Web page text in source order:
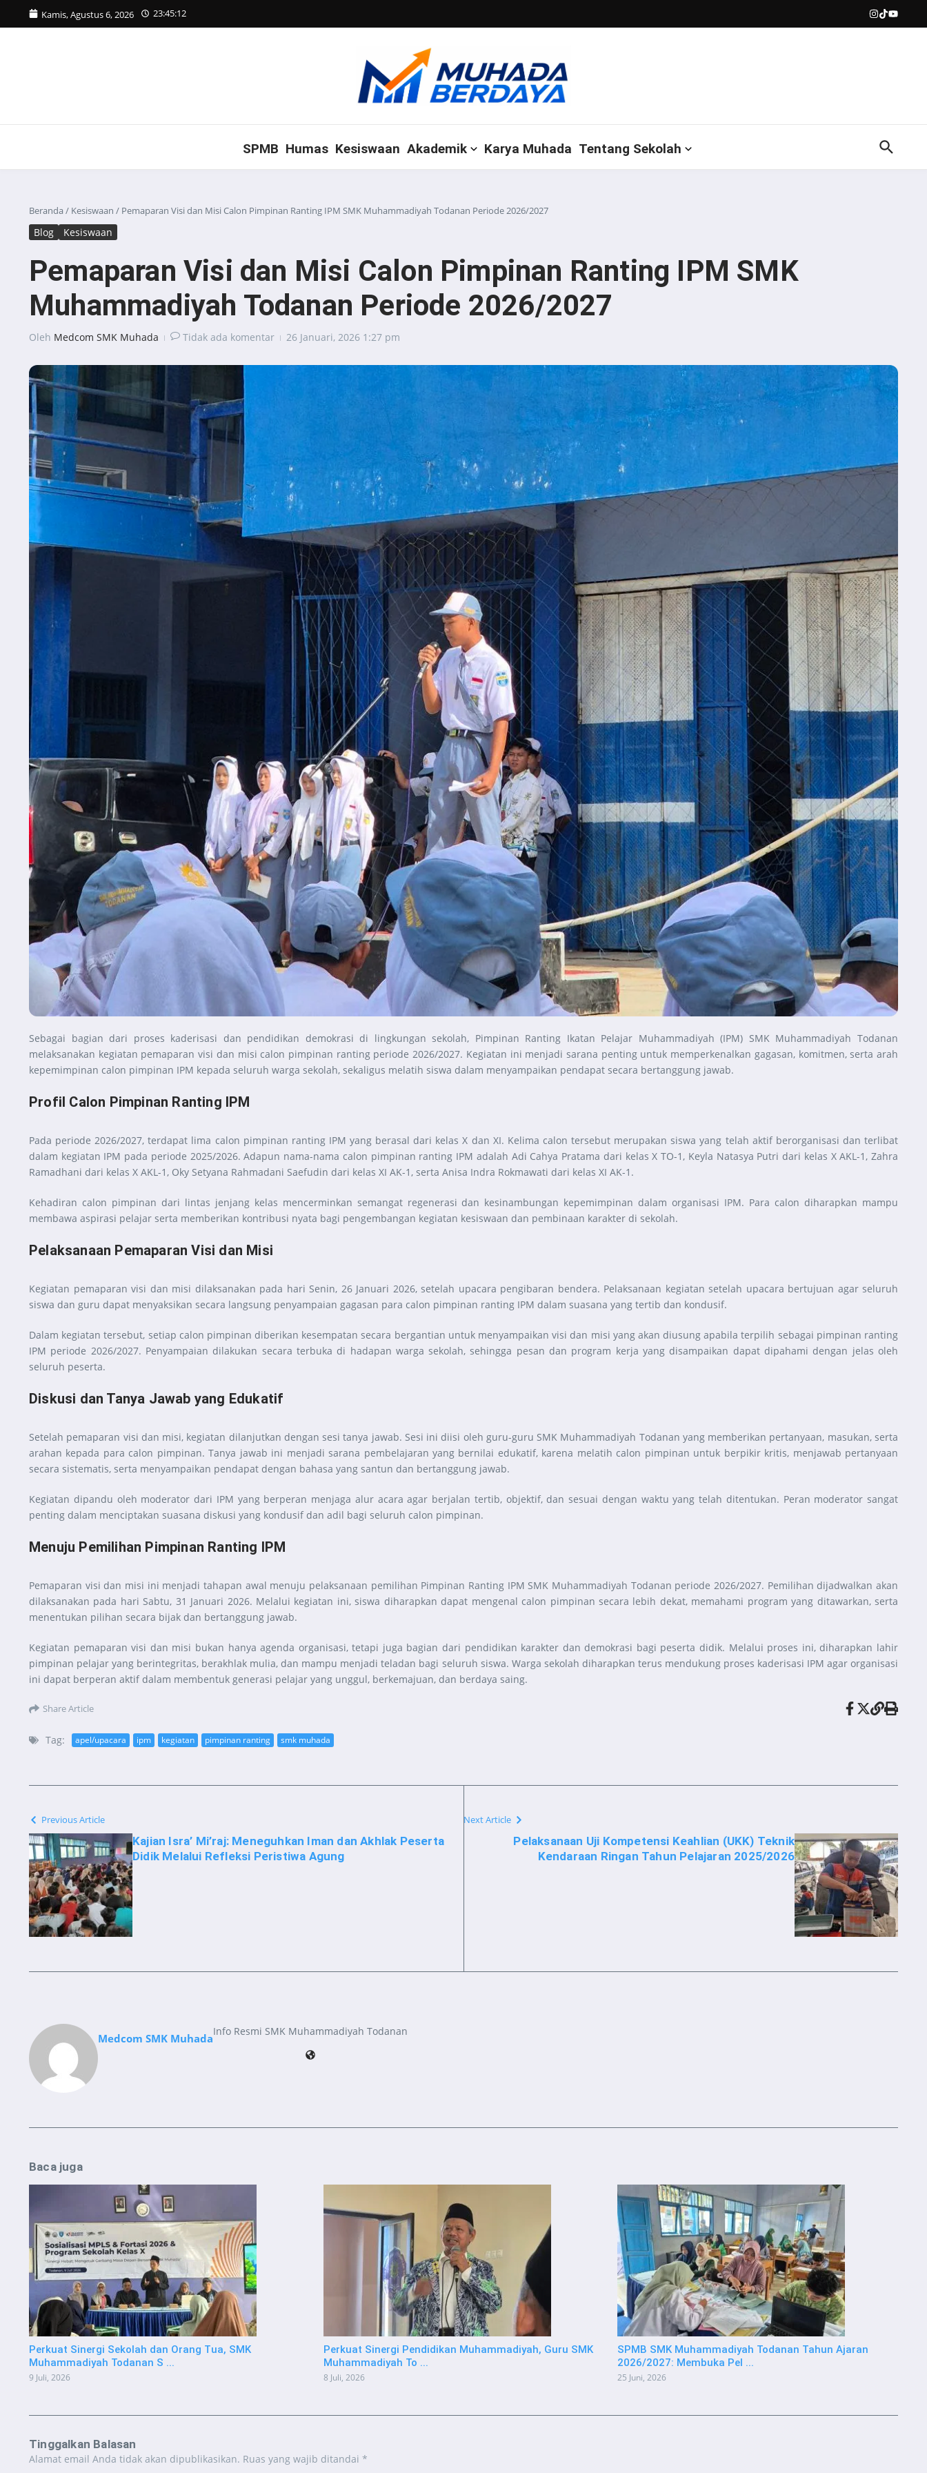
Lewati ke konten
Kamis, Agustus 6, 2026 23:45:12
SPMB Humas Kesiswaan Akademik Karya Muhada Tentang Sekolah
Beranda / Kesiswaan / Pemaparan Visi dan Misi Calon Pimpinan Ranting IPM SMK Muhammadiyah Todanan Periode 2026/2027
Blog Kesiswaan
Pemaparan Visi dan Misi Calon Pimpinan Ranting IPM SMK
Muhammadiyah Todanan Periode 2026/2027
Oleh Medcom SMK Muhada Tidak ada komentar 26 Januari, 2026 1:27 pm
Sebagai bagian dari proses kaderisasi dan pendidikan demokrasi di lingkungan sekolah, Pimpinan Ranting Ikatan Pelajar Muhammadiyah (IPM) SMK Muhammadiyah Todanan
melaksanakan kegiatan pemaparan visi dan misi calon pimpinan ranting periode 2026/2027. Kegiatan ini menjadi sarana penting untuk memperkenalkan gagasan, komitmen, serta arah
kepemimpinan calon pimpinan IPM kepada seluruh warga sekolah, sekaligus melatih siswa dalam menyampaikan pendapat secara bertanggung jawab.
Profil Calon Pimpinan Ranting IPM
Pada periode 2026/2027, terdapat lima calon pimpinan ranting IPM yang berasal dari kelas X dan XI. Kelima calon tersebut merupakan siswa yang telah aktif berorganisasi dan terlibat
dalam kegiatan IPM pada periode 2025/2026. Adapun nama-nama calon pimpinan ranting IPM adalah Adi Cahya Pratama dari kelas X TO-1, Keyla Natasya Putri dari kelas X AKL-1, Zahra
Ramadhani dari kelas X AKL-1, Oky Setyana Rahmadani Saefudin dari kelas XI AK-1, serta Anisa Indra Rokmawati dari kelas XI AK-1.
Kehadiran calon pimpinan dari lintas jenjang kelas mencerminkan semangat regenerasi dan kesinambungan kepemimpinan dalam organisasi IPM. Para calon diharapkan mampu
membawa aspirasi pelajar serta memberikan kontribusi nyata bagi pengembangan kegiatan kesiswaan dan pembinaan karakter di sekolah.
Pelaksanaan Pemaparan Visi dan Misi
Kegiatan pemaparan visi dan misi dilaksanakan pada hari Senin, 26 Januari 2026, setelah upacara pengibaran bendera. Pelaksanaan kegiatan setelah upacara bertujuan agar seluruh
siswa dan guru dapat menyaksikan secara langsung penyampaian gagasan para calon pimpinan ranting IPM dalam suasana yang tertib dan kondusif.
Dalam kegiatan tersebut, setiap calon pimpinan diberikan kesempatan secara bergantian untuk menyampaikan visi dan misi yang akan diusung apabila terpilih sebagai pimpinan ranting
IPM periode 2026/2027. Penyampaian dilakukan secara terbuka di hadapan warga sekolah, sehingga pesan dan program kerja yang disampaikan dapat dipahami dengan jelas oleh
seluruh peserta.
Diskusi dan Tanya Jawab yang Edukatif
Setelah pemaparan visi dan misi, kegiatan dilanjutkan dengan sesi tanya jawab. Sesi ini diisi oleh guru-guru SMK Muhammadiyah Todanan yang memberikan pertanyaan, masukan, serta
arahan kepada para calon pimpinan. Tanya jawab ini menjadi sarana pembelajaran yang bernilai edukatif, karena melatih calon pimpinan untuk berpikir kritis, menjawab pertanyaan
secara sistematis, serta menyampaikan pendapat dengan bahasa yang santun dan bertanggung jawab.
Kegiatan dipandu oleh moderator dari IPM yang berperan menjaga alur acara agar berjalan tertib, objektif, dan sesuai dengan waktu yang telah ditentukan. Peran moderator sangat
penting dalam menciptakan suasana diskusi yang kondusif dan adil bagi seluruh calon pimpinan.
Menuju Pemilihan Pimpinan Ranting IPM
Pemaparan visi dan misi ini menjadi tahapan awal menuju pelaksanaan pemilihan Pimpinan Ranting IPM SMK Muhammadiyah Todanan periode 2026/2027. Pemilihan dijadwalkan akan
dilaksanakan pada hari Sabtu, 31 Januari 2026. Melalui kegiatan ini, siswa diharapkan dapat mengenal calon pimpinan secara lebih dekat, memahami program yang ditawarkan, serta
menentukan pilihan secara bijak dan bertanggung jawab.
Kegiatan pemaparan visi dan misi bukan hanya agenda organisasi, tetapi juga bagian dari pendidikan karakter dan demokrasi bagi peserta didik. Melalui proses ini, diharapkan lahir
pimpinan pelajar yang berintegritas, berakhlak mulia, dan mampu menjadi teladan bagi seluruh siswa. Warga sekolah diharapkan terus mendukung proses kaderisasi IPM agar organisasi
ini dapat berperan aktif dalam membentuk generasi pelajar yang unggul, berkemajuan, dan berdaya saing.
Share Article
Tag: apel/upacara ipm kegiatan pimpinan ranting smk muhada
Previous Article
Kajian Isra’ Mi’raj: Meneguhkan Iman dan Akhlak Peserta
Didik Melalui Refleksi Peristiwa Agung
Next Article
Pelaksanaan Uji Kompetensi Keahlian (UKK) Teknik
Kendaraan Ringan Tahun Pelajaran 2025/2026
Medcom SMK Muhada
Info Resmi SMK Muhammadiyah Todanan
Baca juga
Perkuat Sinergi Sekolah dan Orang Tua, SMK
Muhammadiyah Todanan S ...
9 Juli, 2026
Perkuat Sinergi Pendidikan Muhammadiyah, Guru SMK
Muhammadiyah To ...
8 Juli, 2026
SPMB SMK Muhammadiyah Todanan Tahun Ajaran
2026/2027: Membuka Pel ...
25 Juni, 2026
Tinggalkan Balasan
Alamat email Anda tidak akan dipublikasikan. Ruas yang wajib ditandai *